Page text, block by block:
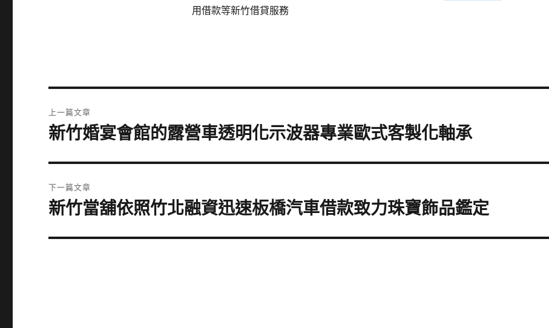
用借款等新竹借貸服務
章
上一篇文章
上
篇
文
章:
新竹婚宴會館的露營車透明化示波器專業歐式客製化軸承
下一篇文章
下
篇
新竹當舖依照竹北融資迅速板橋汽車借款致力珠寶飾品鑑定